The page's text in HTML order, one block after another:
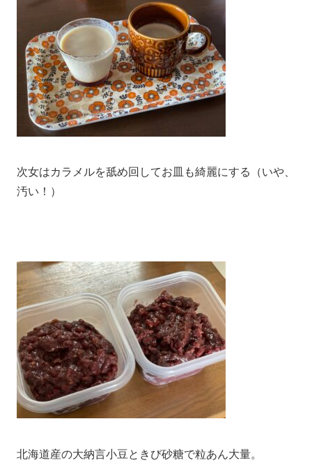
次女はカラメルを舐め回してお皿も綺麗にする（いや、
汚い！）
北海道産の大納言小豆ときび砂糖で粒あん大量。